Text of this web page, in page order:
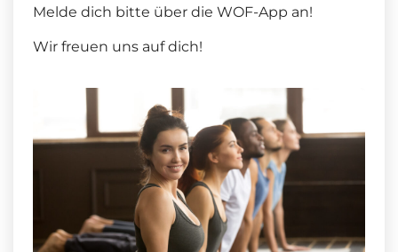
Melde dich bitte über die WOF-App an!
Wir freuen uns auf dich!